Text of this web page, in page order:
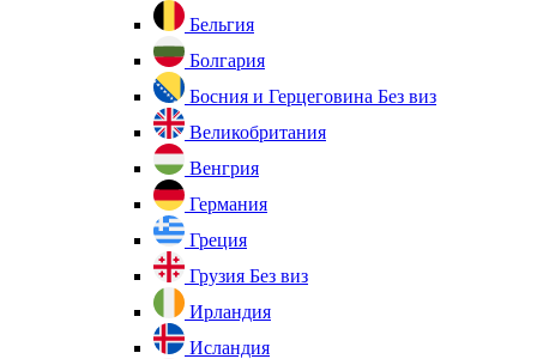
Бельгия
Болгария
Босния и Герцеговина Без виз
Великобритания
Венгрия
Германия
Греция
Грузия Без виз
Ирландия
Исландия